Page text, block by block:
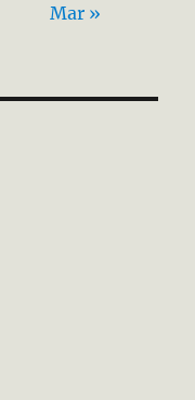
Mar »